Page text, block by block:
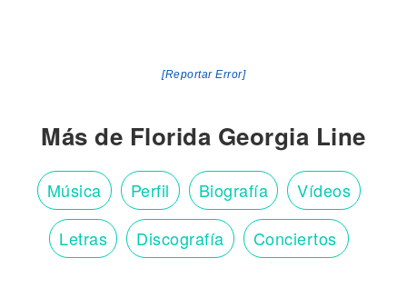
[Reportar Error]
Más de Florida Georgia Line
Música Perfil Biografía Vídeos
Letras Discografía Conciertos